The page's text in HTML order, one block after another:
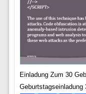
Einladung Zum 30
Geburtstagseinladung